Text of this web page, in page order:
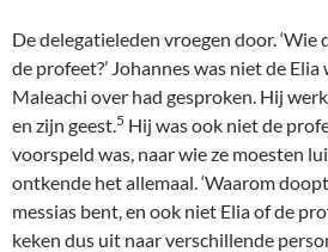
De delegatieleden vroegen door. ‘Wie
de profeet?’ Johannes was niet de
Maleachi over had gesproken. Hij
en zijn geest.5 Hij was ook niet de
voorspeld was, naar wie ze moesten
ontkende het allemaal. ‘Waarom
messias bent, en ook niet Elia of de
keken dus uit naar verschillende